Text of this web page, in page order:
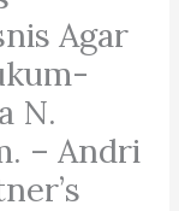
Agar
N.
– Andri